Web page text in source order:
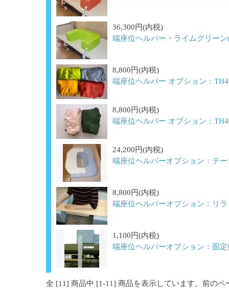
36,300円(内税)
端座位ヘルパー・ライムグリーン
8,800円(内税)
端座位ヘルパー オプション：
8,800円(内税)
端座位ヘルパー オプション：
24,200円(内税)
端座位ヘルパーオプション：テー
8,800円(内税)
端座位ヘルパーオプション：リ
1,100円(内税)
端座位ヘルパーオプション：固
全 [11] 商品中 [1-11] 商品を表示しています。 前のペ